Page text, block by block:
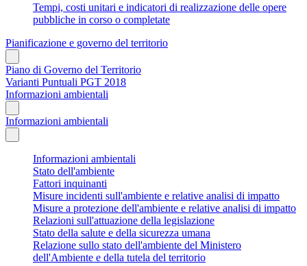
Tempi, costi unitari e indicatori di realizzazione delle opere
pubbliche in corso o completate
Pianificazione e governo del territorio
Piano di Governo del Territorio
Varianti Puntuali PGT 2018
Informazioni ambientali
Informazioni ambientali
Informazioni ambientali
Stato dell'ambiente
Fattori inquinanti
Misure incidenti sull'ambiente e relative analisi di impatto
Misure a protezione dell'ambiente e relative analisi di impatto
Relazioni sull'attuazione della legislazione
Stato della salute e della sicurezza umana
Relazione sullo stato dell'ambiente del Ministero
dell'Ambiente e della tutela del territorio